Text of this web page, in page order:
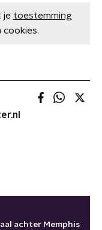
je toestemming
cookies.
achter Memphis